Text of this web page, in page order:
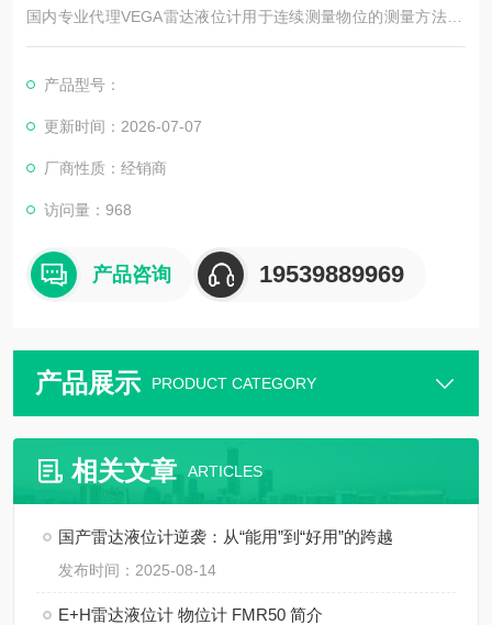
国内专业代理VEGA雷达液位计用于连续测量物位的测量方法&a
mp;amp;amp;amp;amp;amp;amp;gt;待测介质是：液体膏剂粉剂
在连续测量物位时，借助不同的测量方法可以在一个槽罐或料仓
中测量一种介质的装料高度并将之转换成一个电子信号。要么直
中。
产品型号：
更新时间：2026-07-07
厂商性质：经销商
访问量：968
产品咨询 19539889969
产品展示 PRODUCT CATEGORY
相关文章 ARTICLES
国产雷达液位计逆袭：从“能用”到“好用”的跨越
发布时间：2025-08-14
E+H雷达液位计 物位计 FMR50 简介